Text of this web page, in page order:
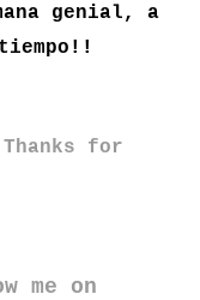
genial, a
for
me on